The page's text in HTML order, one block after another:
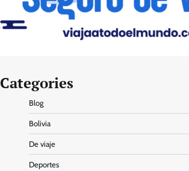
Categories
Blog
Bolivia
De viaje
Deportes